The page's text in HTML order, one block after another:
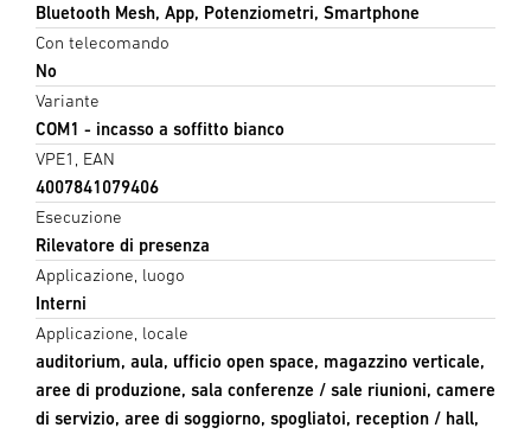
Bluetooth Mesh, App, Potenziometri, Smartphone
Con telecomando
No
Variante
COM1 - incasso a soffitto bianco
VPE1, EAN
4007841079406
Esecuzione
Rilevatore di presenza
Applicazione, luogo
Interni
Applicazione, locale
auditorium, aula, ufficio open space, magazzino verticale,
aree di produzione, sala conferenze / sale riunioni, camere
di servizio, aree di soggiorno, spogliatoi, reception / hall,